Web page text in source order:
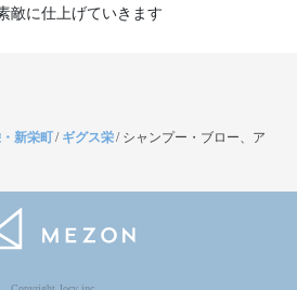
敵に仕上げていきます
新栄町/ ギグス栄/ シャンプー・ブロー、ア